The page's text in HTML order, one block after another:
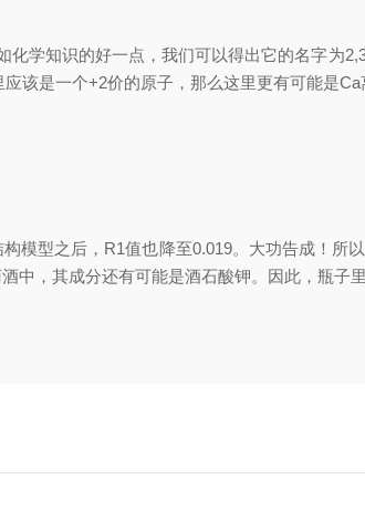
学知识的好一点，我们可以得出它的名字为
该是一个+2价的原子，那么这里更有可能是
模型之后，R1值也降至0.019。大功告成！所
中，其成分还有可能是酒石酸钾。因此，瓶